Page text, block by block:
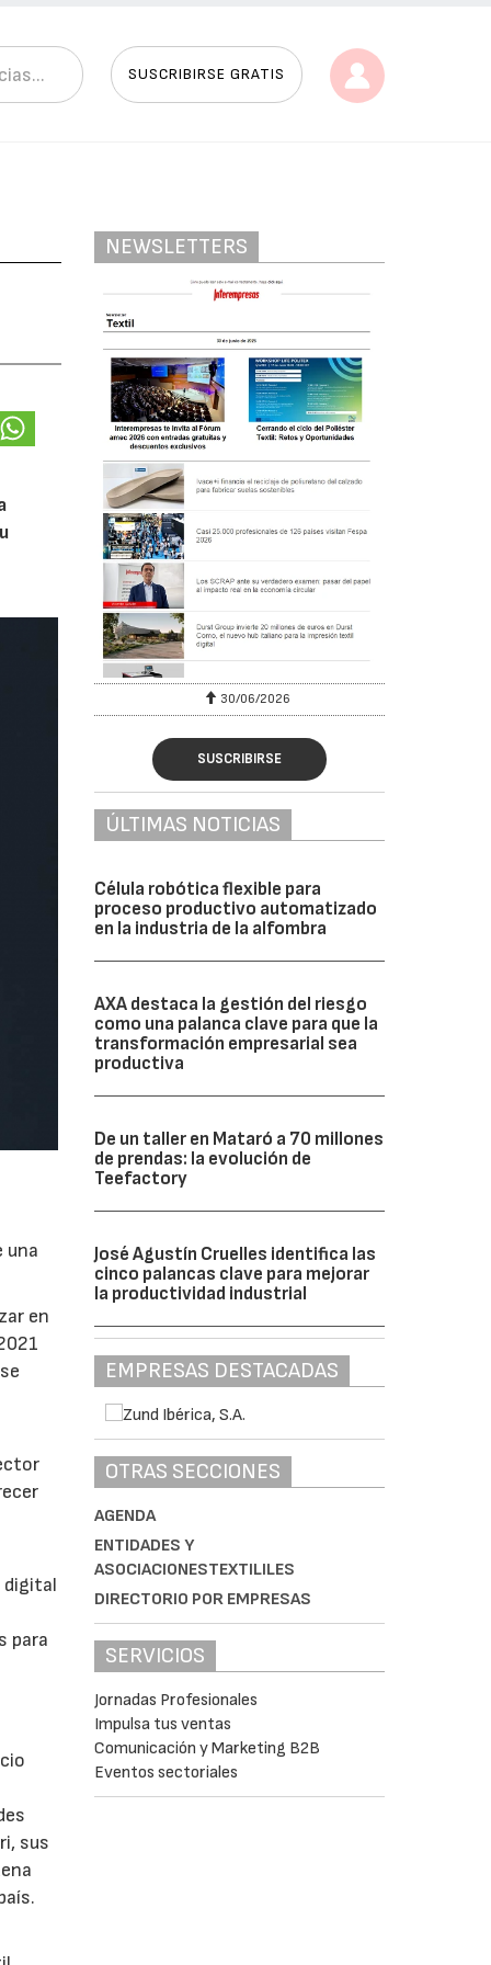
SUSCRIBIRSE GRATIS
una
en
digital
para
sus
NEWSLETTERS
30/06/2026
SUSCRIBIRSE
ÚLTIMAS NOTICIAS
Célula robótica flexible para
proceso productivo automatizado
en la industria de la alfombra
AXA destaca la gestión del riesgo
como una palanca clave para que la
transformación empresarial sea
productiva
De un taller en Mataró a 70 millones
de prendas: la evolución de
Teefactory
José Agustín Cruelles identifica las
cinco palancas clave para mejorar
la productividad industrial
EMPRESAS DESTACADAS
OTRAS SECCIONES
AGENDA
ENTIDADES Y
ASOCIACIONESTEXTILILES
DIRECTORIO POR EMPRESAS
SERVICIOS
Jornadas Profesionales
Impulsa tus ventas
Comunicación y Marketing B2B
Eventos sectoriales